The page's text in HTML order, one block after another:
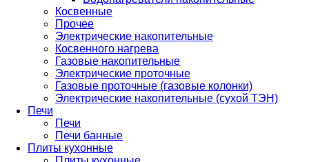
Косвенные
Прочее
Электрические накопительные
Косвенного нагрева
Газовые накопительные
Электрические проточные
Газовые проточные (газовые колонки)
Электрические накопительные (сухой ТЭН)
Печи
Печи
Печи банные
Плиты кухонные